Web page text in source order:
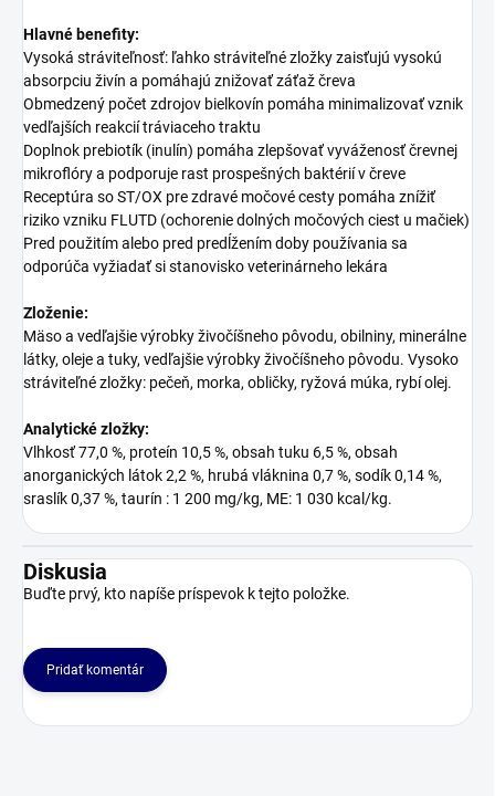
Hlavné benefity:
Vysoká stráviteľnosť: ľahko stráviteľné zložky zaisťujú vysokú
absorpciu živín a pomáhajú znižovať záťaž čreva
Obmedzený počet zdrojov bielkovín pomáha minimalizovať vznik
vedľajších reakcií tráviaceho traktu
Doplnok prebiotík (inulín) pomáha zlepšovať vyváženosť črevnej
mikroflóry a podporuje rast prospešných baktérií v čreve
Receptúra so ST/OX pre zdravé močové cesty pomáha znížiť
riziko vzniku FLUTD (ochorenie dolných močových ciest u mačiek)
Pred použitím alebo pred predĺžením doby používania sa
odporúča vyžiadať si stanovisko veterinárneho lekára
Zloženie:
Mäso a vedľajšie výrobky živočíšneho pôvodu, obilniny, minerálne
látky, oleje a tuky, vedľajšie výrobky živočíšneho pôvodu. Vysoko
stráviteľné zložky: pečeň, morka, obličky, ryžová múka, rybí olej.
Analytické zložky:
Vlhkosť 77,0 %, proteín 10,5 %, obsah tuku 6,5 %, obsah
anorganických látok 2,2 %, hrubá vláknina 0,7 %, sodík 0,14 %,
sraslík 0,37 %, taurín : 1 200 mg/kg, ME: 1 030 kcal/kg.
Diskusia
Buďte prvý, kto napíše príspevok k tejto položke.
Pridať komentár